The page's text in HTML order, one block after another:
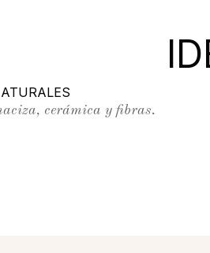
cerámica y fibras.